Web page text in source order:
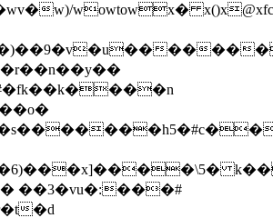
w)/wowtowx�
����
��3�vu�:���#
�d